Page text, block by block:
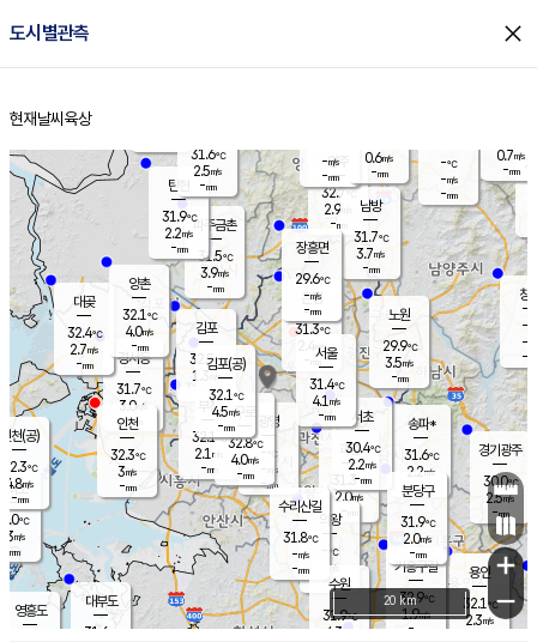
도시별관측 close
홈
현재날씨 육상
의도
℃
m/s
mm
영흥도
양주
32.7℃
2.9
-mm
과천
31.3℃
2.0m/s
- mm
용인
32.1℃
2.3m/s
경기광주
30.0℃
2.5m/s
-mm
대부도
31.6
경서동
31.7℃
3.0m/s
-mm
파주금촌
31.5℃
3.9m/s
-mm
-℃
-m/s
-mm
대곶
32.4℃
2.7m/s
-mm
창
-
-m/
-
탄현
31.9℃
2.2m/s
-mm
0.7m/s
-mm
의왕
- ℃
m/s
mm
김포
32.5℃
1.3 m/s
mm
광명
- ℃
-m/s
-mm
부천
32.1℃
2.1 m/s
-mm
양촌
32.1℃
4.0m/s
-mm
구로
32.8℃
4.0m/s
-mm
은평
31.3℃
2.4 m/s
- mm
노원
29.9℃
3.5m/s
-mm
송파*
31.6℃
2.2m/s
-mm
서초
30.4℃
2.2m/s
-mm
남방
31.7℃
3.7m/s
-mm
기흥구갈
32.9℃
1.9m/s
-
수리산길
31.8℃
-m/s
-mm
분당구
31.9℃
2.0m/s
-mm
장흥면
29.6℃
-m/s
-mm
-m/s
-mm
인천(공)
32.3℃
4.8m/s
-mm
김포(공)
32.1℃
4.5m/s
-mm
수원
31.9℃
4.3 m/s
인천
32.3℃
3m/s
-mm
서울
31.4℃
4.1 m/s
-mm
31.6℃
2.5m/s
-mm
0.6m/s
-mm
+
−
20 km